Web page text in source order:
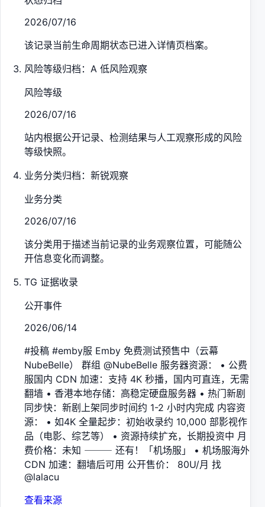
2026/07/16
该记录当前生命周期状态已进入详情页档案。
风险等级归档：A 低风险观察
风险等级
2026/07/16
站内根据公开记录、检测结果与人工观察形成的风险
等级快照。
业务分类归档：新锐观察
业务分类
2026/07/16
该分类用于描述当前记录的业务观察位置，可能随公
开信息变化而调整。
TG 证据收录
公开事件
2026/06/14
#投稿 #emby服 Emby 免费测试预售中（云幕
NubeBelle） 群组 @NubeBelle 服务器资源： • 公费
服国内 CDN 加速：支持 4K 秒播，国内可直连，无需
翻墙 • 香港本地存储：高稳定硬盘服务器 • 热门新剧
同步快：新剧上架同步时间约 1-2 小时内完成 内容资
源： • 如4K 全量起步：初始收录约 10,000 部影视作
品（电影、综艺等） • 资源持续扩充，长期投资中 月
费价格：未知 ⸻ 还有！「机场服」 • 机场服海外
CDN 加速：翻墙后可用 公开售价： 80U/月 找
@lalacu
查看来源